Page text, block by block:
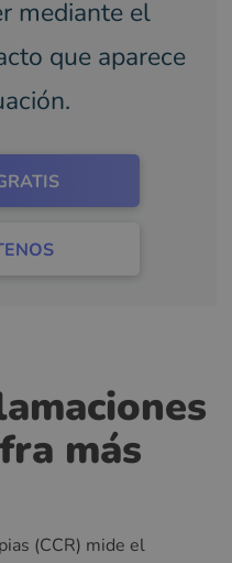
mediante el
que aparece
más
(CCR) mide el